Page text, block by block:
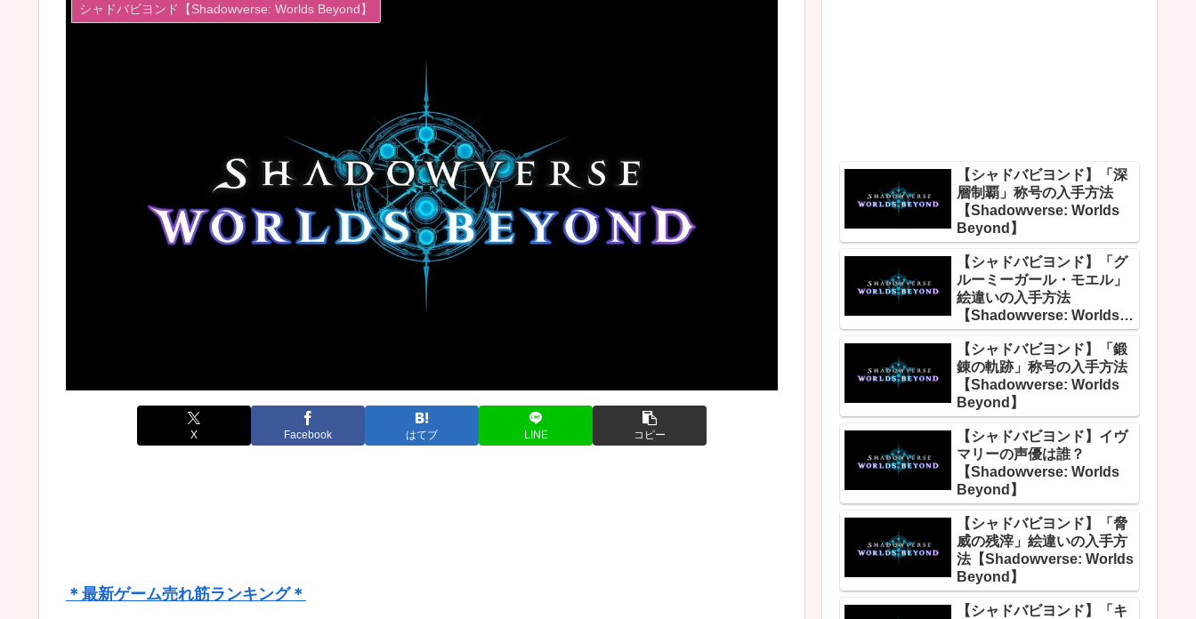
シャドバビヨンド【Shadowverse: Worlds Beyond】
X Facebook はてブ LINE コピー
＊最新ゲーム売れ筋ランキング＊
【シャドバビヨンド】「深
層制覇」称号の入手方法
【Shadowverse: Worlds
Beyond】
【シャドバビヨンド】「グ
ルーミーガール・モエル」
絵違いの入手方法
【Shadowverse: Worlds
Beyond】
【シャドバビヨンド】「鍛
錬の軌跡」称号の入手方法
【Shadowverse: Worlds
Beyond】
【シャドバビヨンド】イヴ
マリーの声優は誰？
【Shadowverse: Worlds
Beyond】
【シャドバビヨンド】「脅
威の残滓」絵違いの入手方
法【Shadowverse: Worlds
Beyond】
【シャドバビヨンド】「キ